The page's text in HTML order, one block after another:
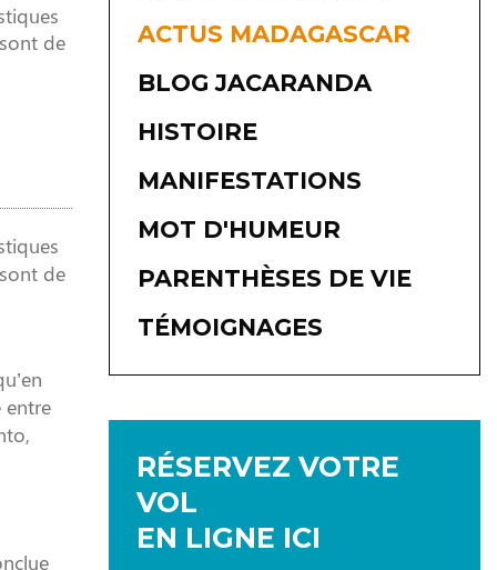
de
de
entre
ACTUS MADAGASCAR
BLOG JACARANDA
HISTOIRE
MANIFESTATIONS
MOT D'HUMEUR
PARENTHÈSES DE VIE
TÉMOIGNAGES
RÉSERVEZ VOTRE
VOL
EN LIGNE ICI